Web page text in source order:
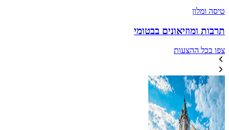
טיסה ומלון
תרבות ומוזיאונים בבטומי
צפו בכל ההצעות